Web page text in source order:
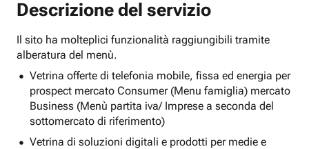
Descrizione del servizio
Il sito ha molteplici funzionalità raggiungibili tramite
alberatura del menù.
Vetrina offerte di telefonia mobile, fissa ed energia per
prospect mercato Consumer (Menu famiglia) mercato
Business (Menù partita iva/ Imprese a seconda del
sottomercato di riferimento)
Vetrina di soluzioni digitali e prodotti per medie e